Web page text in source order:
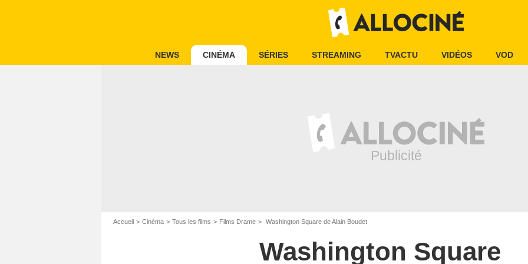
NEWS CINÉMA SÉRIES STREAMING TVACTU VIDÉOS VOD
Accueil Cinéma Tous les films Films Drame Washington Square de Alain Boudet
Washington Square